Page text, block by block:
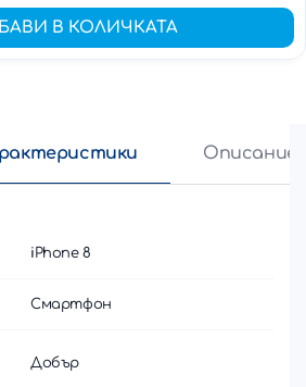
В КОЛИЧКАТА
Описание
iPhone 8
Смартфон
Добър